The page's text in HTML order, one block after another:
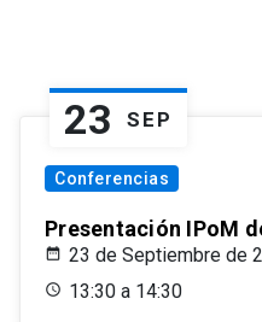
23 SEP
Conferencias
Presentación IPoM
23 de Septiembre de
13:30 a 14:30